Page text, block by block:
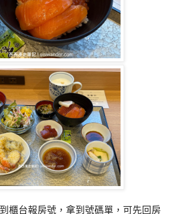
櫃台報房號，拿到號碼單，可先回房